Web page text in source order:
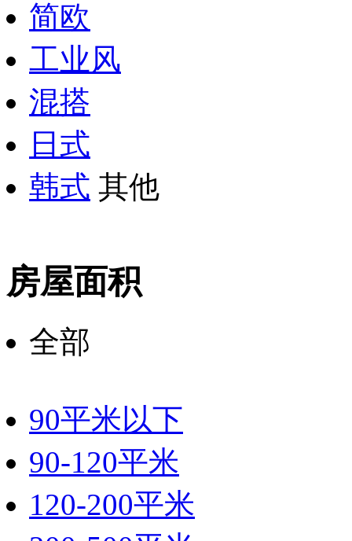
简欧
工业风
混搭
日式
韩式 其他
房屋面积
全部
90平米以下
90-120平米
120-200平米